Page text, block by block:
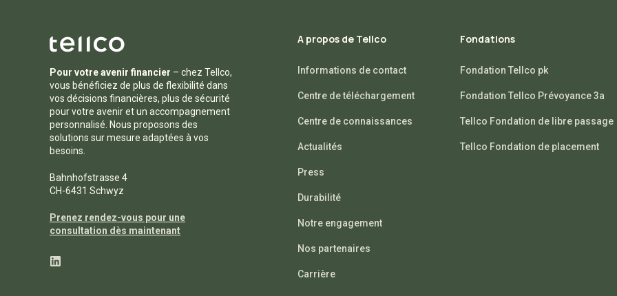
Pour votre avenir financier – chez Tellco,
vous bénéficiez de plus de flexibilité dans
vos décisions financières, plus de sécurité
pour votre avenir et un accompagnement
personnalisé. Nous proposons des
solutions sur mesure adaptées à vos
besoins.
Bahnhofstrasse 4
CH-6431 Schwyz
Prenez rendez-vous pour une
consultation dès maintenant
A propos de Tellco
Informations de contact
Centre de téléchargement
Centre de connaissances
Actualités
Press
Durabilité
Notre engagement
Nos partenaires
Carrière
Fondations
Fondation Tellco pk
Fondation Tellco Prévoyance 3a
Tellco Fondation de libre passage
Tellco Fondation de placement